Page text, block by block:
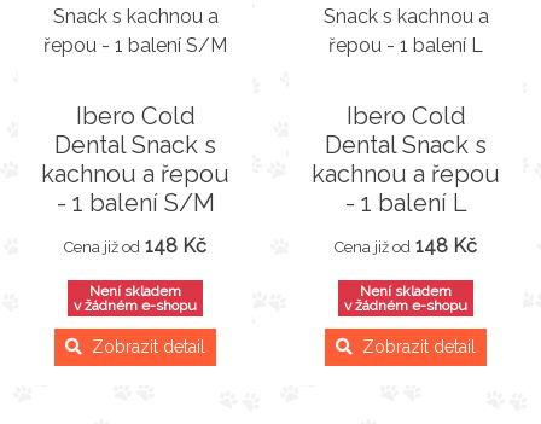
Ibero Cold
Dental Snack s
kachnou a řepou
- 1 balení S/M
Cena již od 148 Kč
Není skladem
v žádném e-shopu
Zobrazit detail
Ibero Cold
Dental Snack s
kachnou a řepou
- 1 balení L
Cena již od 148 Kč
Není skladem
v žádném e-shopu
Zobrazit detail